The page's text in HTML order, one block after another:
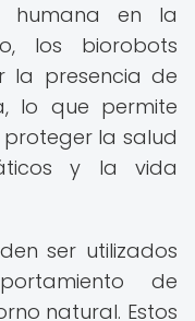
humana en la
los biorobots
la presencia de
lo que permite
la salud
y la vida
ser utilizados
de
natural. Estos